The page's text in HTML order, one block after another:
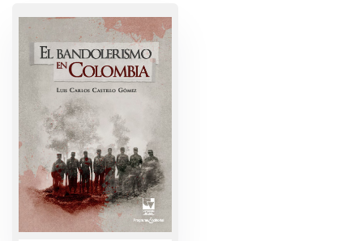
Estudios culturales
Estudios editoriales
Estudios regionales
Ética
Filosofía
Finanzas